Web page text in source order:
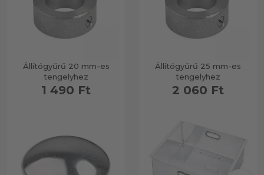
Állítógyűrű 20 mm-es
tengelyhez
1 490 Ft
Állítógyűrű 25 mm-es
tengelyhez
2 060 Ft